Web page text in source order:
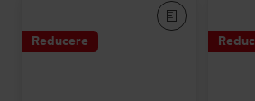
Reducere